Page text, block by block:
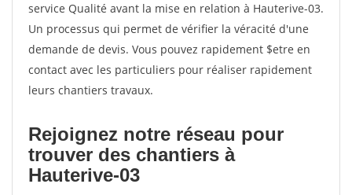
service Qualité avant la mise en relation à Hauterive-03.
Un processus qui permet de vérifier la véracité d'une
demande de devis. Vous pouvez rapidement $etre en
contact avec les particuliers pour réaliser rapidement
leurs chantiers travaux.
Rejoignez notre réseau pour
trouver des chantiers à
Hauterive-03